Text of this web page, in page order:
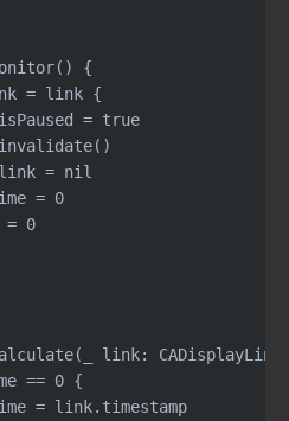
{
= link {
= true
= nil
= 0
= 0
link:
== 0 {
= link.timestamp